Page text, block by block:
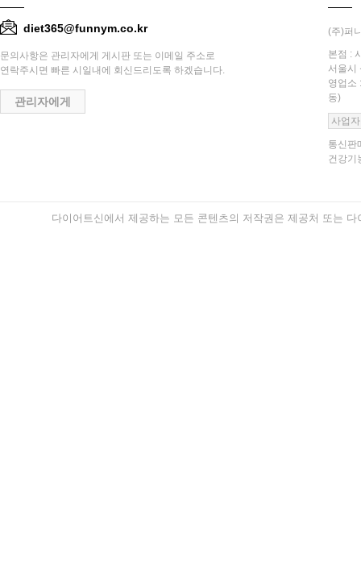
diet365@funnym.co.kr
문의사항은 관리자에게 게시판 또는 이메일 주소로
연락주시면 빠른 시일내에 회신드리도록 하겠습니다.
관리자에게
(주)퍼
본점 :
서울시
영업소
동)
사업
통신판
건강기
다이어트신에서 제공하는 모든 콘텐츠의 저작권은 제공처 또는